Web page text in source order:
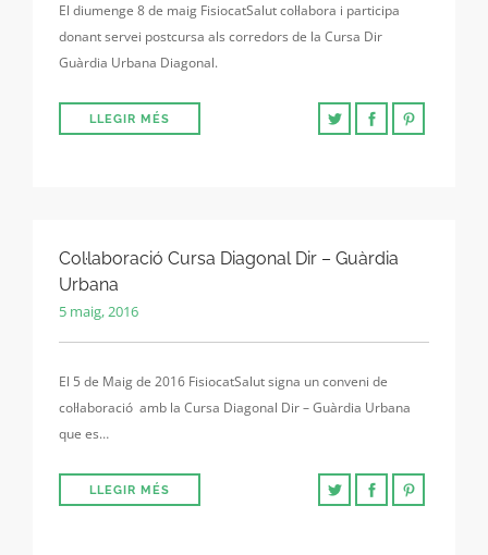
El diumenge 8 de maig FisiocatSalut col·labora i participa
donant servei postcursa als corredors de la Cursa Dir
Guàrdia Urbana Diagonal.
LLEGIR MÉS
Col·laboració Cursa Diagonal Dir – Guàrdia
Urbana
5 maig, 2016
El 5 de Maig de 2016 FisiocatSalut signa un conveni de
col·laboració amb la Cursa Diagonal Dir – Guàrdia Urbana
que es…
LLEGIR MÉS